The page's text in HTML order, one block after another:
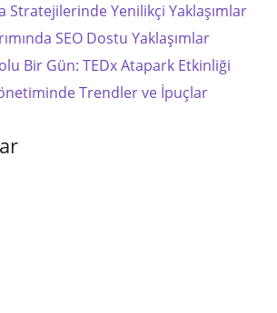
Stratejilerinde Yenilikçi Yaklaşımlar
SEO Dostu Yaklaşımlar
Bir Gün: TEDx Atapark Etkinliği
Trendler ve İpuçlar